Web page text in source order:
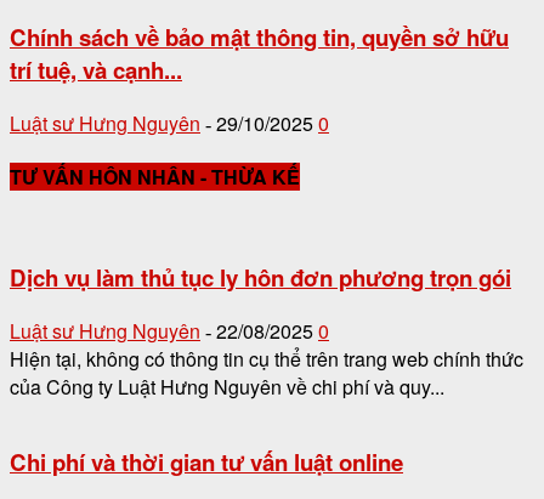
Chính sách về bảo mật thông tin, quyền sở hữu
trí tuệ, và cạnh...
Luật sư Hưng Nguyên - 29/10/20250
TƯ VẤN HÔN NHÂN - THỪA KẾ
Dịch vụ làm thủ tục ly hôn đơn phương trọn gói
Luật sư Hưng Nguyên - 22/08/20250
Hiện tại, không có thông tin cụ thể trên trang web chính thức
của Công ty Luật Hưng Nguyên về chi phí và quy...
Chi phí và thời gian tư vấn luật online